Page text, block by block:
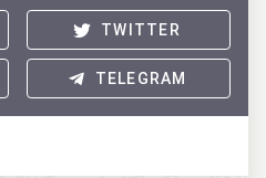
TWITTER
TELEGRAM